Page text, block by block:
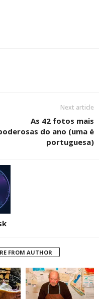
Next article
As 42 fotos mais
do ano (uma é
portuguesa)
FROM AUTHOR